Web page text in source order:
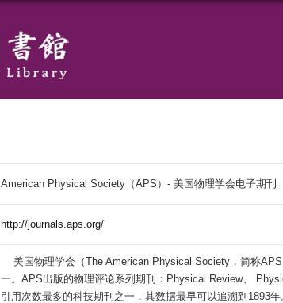
American Physical Society（APS）- 美国物理学会电子期刊
http://journals.aps.org/
美国物理学会（The American Physical Society，简称
一。APS出版的物理评论系列期刊：Physical Review、
引用次数最多的科技期刊之一，其数据最早可以追溯到1893年